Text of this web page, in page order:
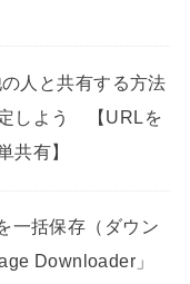
人と共有する方法
しよう 【URLを
共有】
一括保存（ダウン
Downloader」